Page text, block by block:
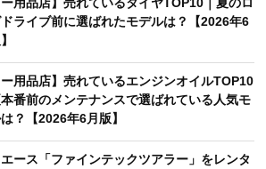
ー用品店】売れているタイヤTOP10｜夏のロ
ライブ前に選ばれたモデルは？【2026年6
ー用品店】売れているエンジンオイルTOP10
本番前のメンテナンスで選ばれている人気モ
？【2026年6月版】
ース「ファインテックツアラー」をレンタ